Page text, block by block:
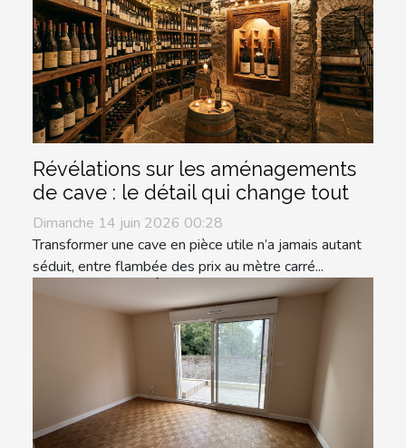
Révélations sur les aménagements
de cave : le détail qui change tout
Dimanche 14 juin 2026 00:28
Transformer une cave en pièce utile n’a jamais autant
séduit, entre flambée des prix au mètre carré...